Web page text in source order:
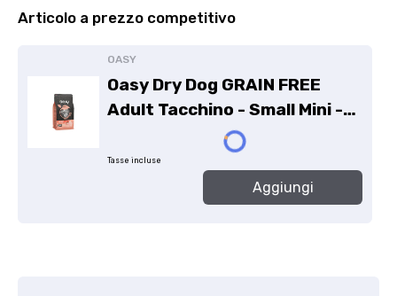
Articolo a prezzo competitivo
OASY
Oasy Dry Dog GRAIN FREE
Adult Tacchino - Small Mini -
Tasse incluse
Aggiungi